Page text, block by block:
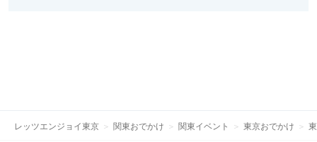
レッツエンジョイ東京 関東おでかけ 関東イベント 東京おでかけ